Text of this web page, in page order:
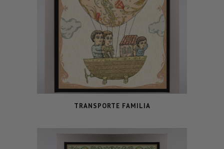
TRANSPORTE FAMILIA